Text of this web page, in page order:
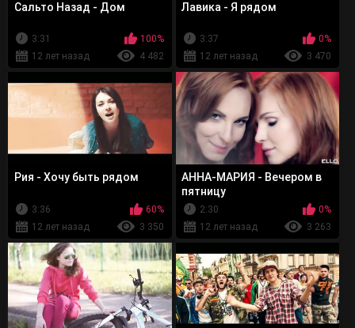
Сальто Назад - Дом
3:31
100%
12 лет назад
4 482
Лавика - Я рядом
3:37
0%
12 лет назад
3 470
Рия - Хочу быть рядом
3:36
60%
12 лет назад
3 350
АННА-МАРИЯ - Вечером в
пятницу
2:30
0%
12 лет назад
3 263